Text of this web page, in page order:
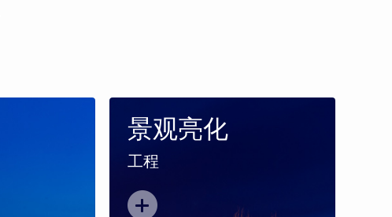
景观亮化
工程